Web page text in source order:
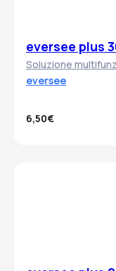
eversee plus
Soluzione
eversee
6,50€